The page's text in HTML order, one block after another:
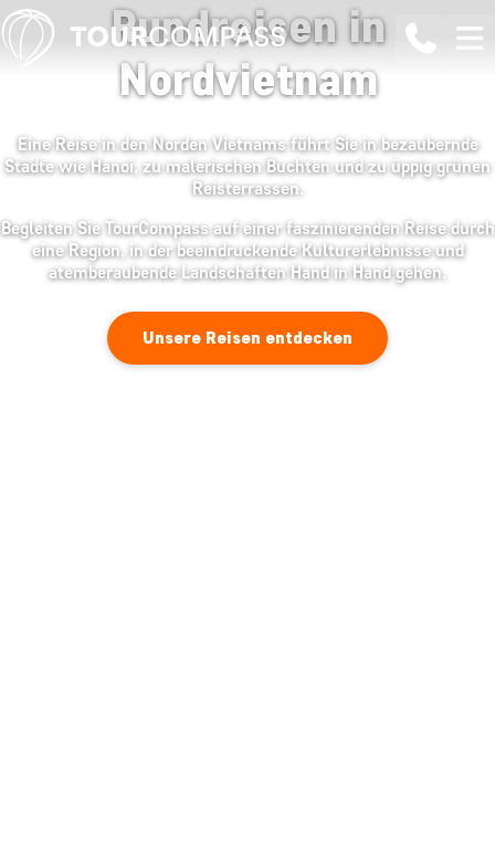
Rundreisen in
Nordvietnam
Eine Reise in den Norden Vietnams führt Sie in bezaubernde
Städte wie Hanoi, zu malerischen Buchten und zu üppig grünen
Reisterrassen.
Begleiten Sie TourCompass auf einer faszinierenden Reise durch
eine Region, in der beeindruckende Kulturerlebnisse und
atemberaubende Landschaften Hand in Hand gehen.
Unsere Reisen entdecken